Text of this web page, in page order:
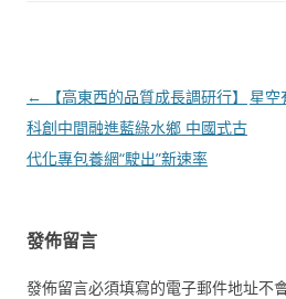
文
章
導
←
【高東西的品質成長調研行】
科創中間融進藍綠水鄉 中國式古
代化專包養網“駛出”新速率
星
發佈留言
發佈留言必須填寫的電子郵件地址不